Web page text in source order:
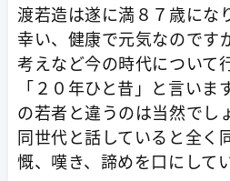
渡若造は遂に満８７歳にな
幸い、健康で元気なのです
考えなど今の時代について
「２０年ひと昔」と言い
の若者と違うのは当然でし
同世代と話していると全く
慨、嘆き、諦めを口にして